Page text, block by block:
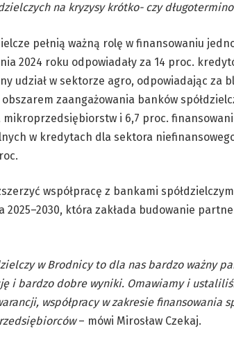
na kryzysy krótko- czy
pełnią ważną rolę w finansowaniu
2024 roku odpowiadały za 14 proc.
udział w sektorze agro, odpowiadając za
zaangażowania banków
i 6,7 proc.
w kredytach dla sektora
współpracę z bankami
2025–2030, która zakłada budowanie
w Brodnicy to dla nas bardzo ważny
i bardzo dobre wyniki. Omawiamy i
współpracy w zakresie finansowania
– mówi Mirosław Czekaj.